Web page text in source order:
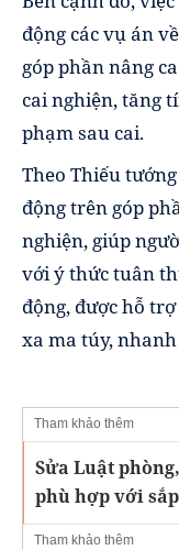
động các vụ án
góp phần nâng
cai nghiện, tăng
phạm sau cai.
Theo Thiếu
động trên góp
nghiện, giúp
với ý thức tuân
động, được hỗ
xa ma túy,
Tham khảo thêm
Sửa Luật
phù hợp với
Tham khảo thêm